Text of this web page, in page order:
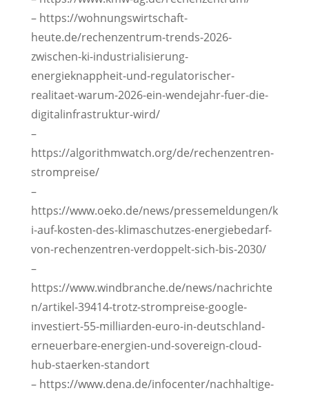
– https://wohnungswirtschaft-
heute.de/rechenzentrum-trends-2026-
zwischen-ki-industrialisierung-
energieknappheit-und-regulatorischer-
realitaet-warum-2026-ein-wendejahr-fuer-die-
digitalinfrastruktur-wird/
–
https://algorithmwatch.org/de/rechenzentren-
strompreise/
–
https://www.oeko.de/news/pressemeldungen/k
i-auf-kosten-des-klimaschutzes-energiebedarf-
von-rechenzentren-verdoppelt-sich-bis-2030/
–
https://www.windbranche.de/news/nachrichte
n/artikel-39414-trotz-strompreise-google-
investiert-55-milliarden-euro-in-deutschland-
erneuerbare-energien-und-sovereign-cloud-
hub-staerken-standort
– https://www.dena.de/infocenter/nachhaltige-